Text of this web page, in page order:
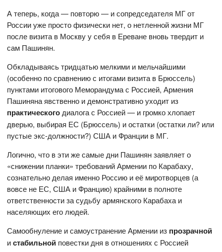
А теперь, когда — повторю — и сопредседателя МГ от
России уже просто физически нет, о нетленной жизни МГ
после визита в Москву у себя в Ереване вновь твердит и
сам Пашинян.
Обкладываясь тридцатью мелкими и мельчайшими
(особенно по сравнению с итогами визита в Брюссель)
пунктами итогового Меморандума с Россией, Армения
Пашиняна явственно и демонстративно уходит из
практического диалога с Россией — и громко хлопает
дверью, выбирая ЕС (Брюссель) и остатки (остатки ли? или
пустые экс-должности?) США и Франции в МГ.
Логично, что в эти же самые дни Пашинян заявляет о
«снижении планки» требований Армении по Карабаху,
сознательно делая именно Россию и её миротворцев (а
вовсе не ЕС, США и Францию) крайними в полноте
ответственности за судьбу армянского Карабаха и
населяющих его людей.
Самообнуление и самоустранение Армении из прозрачной
истабильной повестки дня в отношениях с Россией